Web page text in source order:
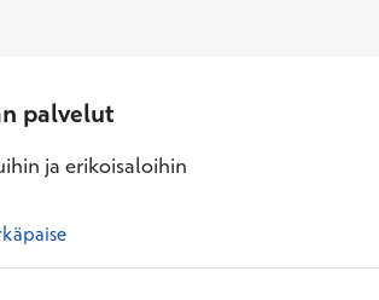
palvelut
ja erikoisaloihin